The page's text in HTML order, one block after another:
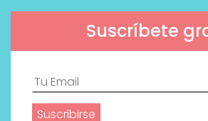
Suscríbete